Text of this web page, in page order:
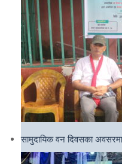
सामुदायिक वन दिवसका अवसरमा